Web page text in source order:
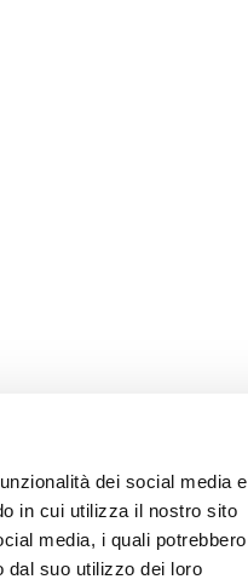
dei social media e
in cui utilizza il nostro sito
media, i quali potrebbero
dal suo utilizzo dei loro